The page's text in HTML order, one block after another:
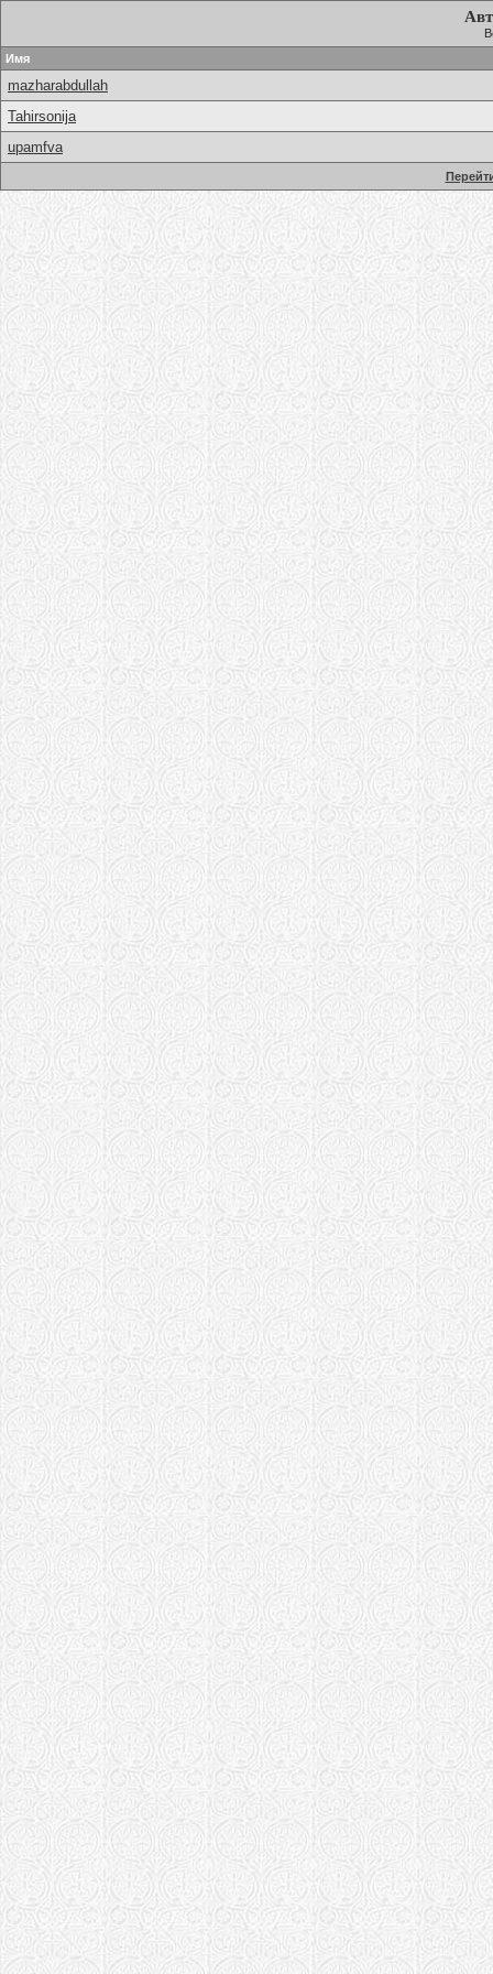
Имя
mazharabdullah
Tahirsonija
upamfva